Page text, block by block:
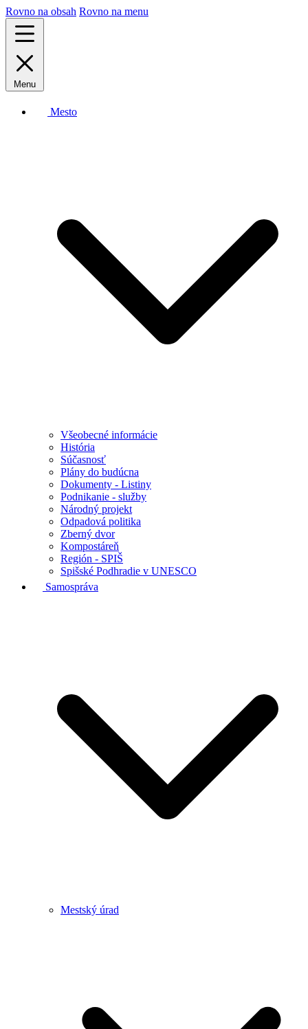
Rovno na obsah Rovno na menu
Menu
Mesto
Všeobecné informácie
História
Súčasnosť
Plány do budúcna
Dokumenty - Listiny
Podnikanie - služby
Národný projekt
Odpadová politika
Zberný dvor
Kompostáreň
Región - SPIŠ
Spišské Podhradie v UNESCO
Samospráva
Mestský úrad